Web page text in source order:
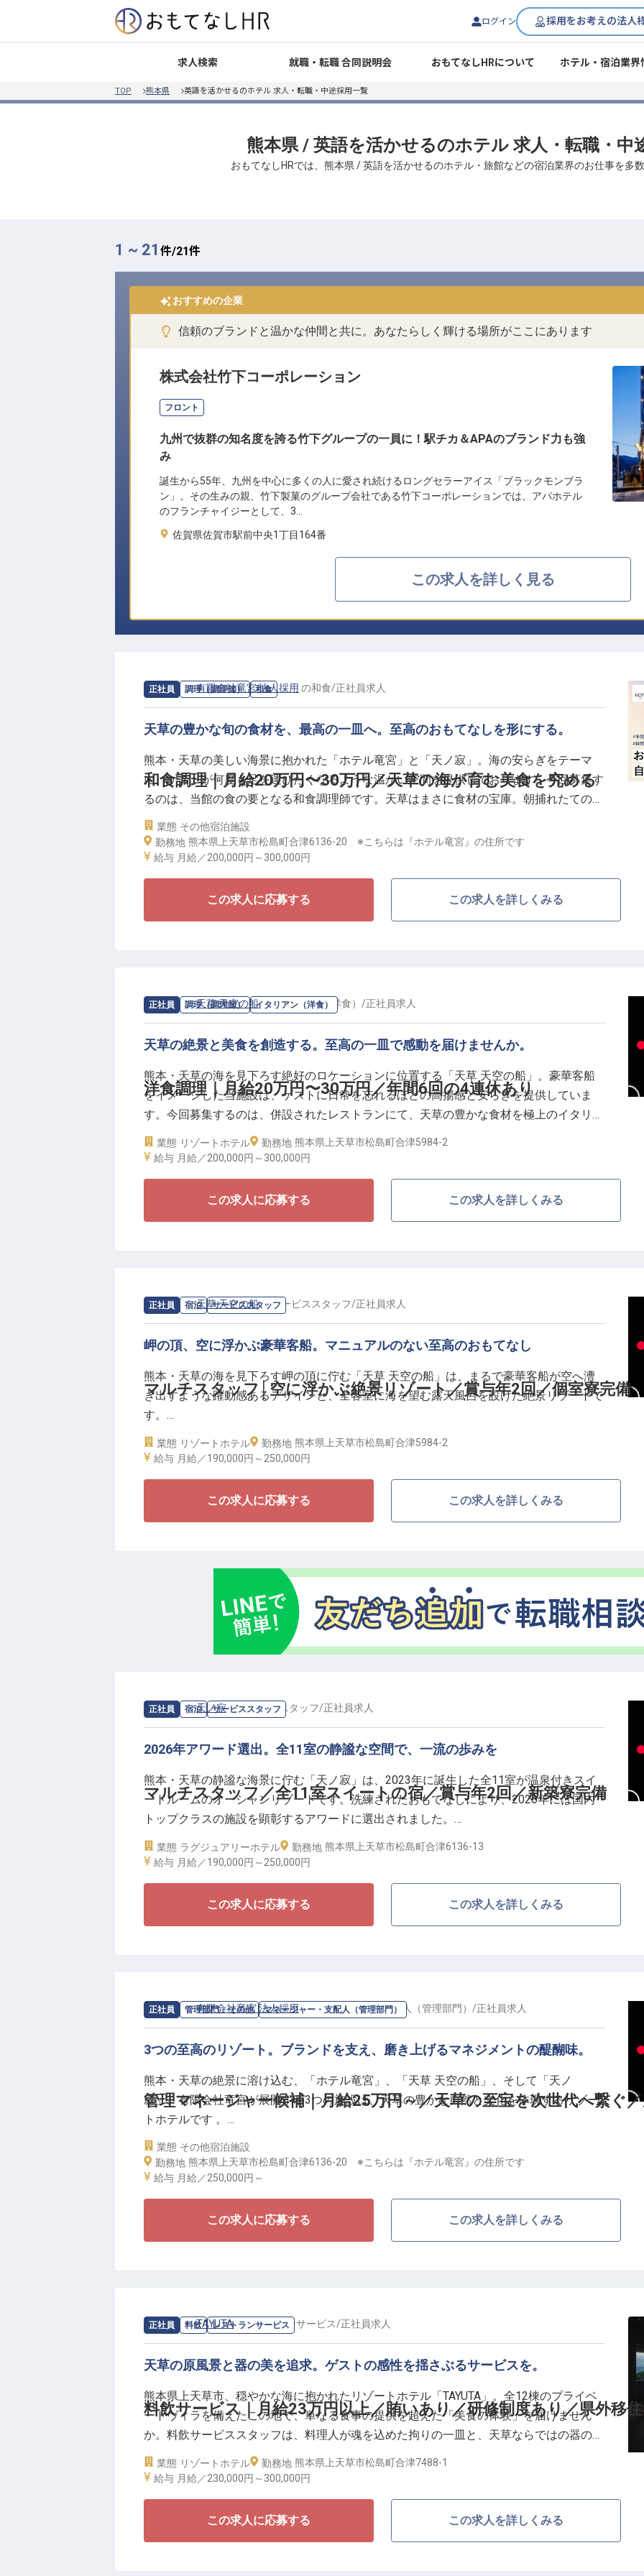
ログイン 採用をお考えの法人
求人検索 就職・転職 合同説明会 おもてなしHRについて ホテル・宿泊業界
TOP 熊本県 英語を活かせるのホテル 求人・転職・中途採用一覧
熊本県 / 英語を活かせるのホテル 求人・転職・中
おもてなしHRでは、熊本県 / 英語を活かせるのホテル・旅館などの宿泊業界のお仕事を多
1 ~ 21 件/21件
おすすめの企業
信頼のブランドと温かな仲間と共に。あなたらしく輝ける場所がここにあります
株式会社竹下コーポレーション
フロント
九州で抜群の知名度を誇る竹下グループの一員に！駅チカ＆APAのブランド力も強
み
誕生から55年、九州を中心に多くの人に愛され続けるロングセラーアイス「ブラックモンブラ
ン」。その生みの親、竹下製菓のグループ会社である竹下コーポレーションでは、アパホテル
のフランチャイジーとして、3…
佐賀県佐賀市駅前中央1丁目164番
この求人を詳しく見る
正社員 調理（調理師） 和食
和食調理｜月給20万円〜30万円／天草の海が育む美食を究める
求人情報：有限会社竜宮 法人採用 の和食/正社員求人
天草の豊かな旬の食材を、最高の一皿へ。至高のおもてなしを形にする。
熊本・天草の美しい海景に抱かれた「ホテル竜宮」と「天ノ寂」。海の安らぎをテーマ
に、ゲストが何度も足を運びたくなるような温かい空間を提供しております。今回募集す
るのは、当館の食の要となる和食調理師です。天草はまさに食材の宝庫。朝捕れたての新
鮮な魚介や地元の農産物など、素材そのものの力を引き出すために、私たちは一切妥協し
ません。
お仕事では、刺身や煮物、天ぷらといった伝統的な和食の技法はもちろん、結婚式の華や
かな披露宴料理や、躍動感あふれる鉄板焼きの調理まで、幅広いフィールドで腕を振るっ
ていただきます。単に料理を作るだけでなく、ゲストがその一口で何を感じ、どのような
待遇面では、月給20万円～30万円に加え昇給・賞与あり。水道代、Wi-Fi代込みで、月～
20,000円の寮も完備しています。さらに、年に1度、会社負担での社員旅行（北海道や沖
で、プロフェッショナルとしての誇りを胸に、一生ものの技術を追求してみませんか？
業態 その他宿泊施設
勤務地 熊本県上天草市松島町合津6136-20 ※こちらは『ホテル竜宮』の住所です
給与 月給／200,000円～ 300,000円
この求人に応募する この求人を詳しくみる
正社員 調理（調理師） イタリアン（洋食）
洋食調理｜月給20万円〜30万円／年間6回の4連休あり
求人情報：天草 天空の船のイタリアン（洋食） /正社員求人
天草の絶景と美食を創造する。至高の一皿で感動を届けませんか。
熊本・天草の海を見下ろす絶好のロケーションに位置する「天草 天空の船」。豪華客船
をイメージした当施設は、ゲストに日常を忘れるほどの高揚感と安らぎを提供していま
す。今回募集するのは、併設されたレストランにて、天草の豊かな食材を極上のイタリア
ンへと昇華させる調理師です。
せ、喜ばせるためのメニュー開発まで幅広く携わっていただきます。天草は「食材の宝
日制度も、当館の大きな魅力の一つ。連休を取得することが難しい業界の中で年間6回以
上の「4連休」を設けており、来年度には「10連休」の実施も予定しています。心身とも
にリフレッシュできる環境で、あなたの技術を存分に発揮してください。
業態 リゾートホテル 勤務地 熊本県上天草市松島町合津5984-2
給与 月給／200,000円～ 300,000円
この求人に応募する この求人を詳しくみる
正社員 宿泊 サービススタッフ
マルチスタッフ│空に浮かぶ絶景リゾート／賞与年2回／個室寮完備
求人情報：天草 天空の船のサービススタッフ/正社員求人
岬の頂、空に浮かぶ豪華客船。マニュアルのない至高のおもてなし
熊本・天草の海を見下ろす岬の頂に佇む「天草 天空の船」は、まるで豪華客船が空へ漕
ぎ出すような躍動感あるデザインと、全客室に海を望む露天風呂を設けた絶景リゾートで
す。
マルチスタッフの役割は、フロントでのコンシェルジュ業務から地産地消のレストランサ
が沈むタイミングを見計らったディナーのご案内まで、ゲストの心の揺れ動きを察知する
【プロのパフォーマンスを支える環境・待遇】
■ ホテル休館日による3〜4連休が年6回以上（昨年実績10連休あり／確かな休息制度）
■ 水道代・Wi-Fi代込みで月2万円以内の個室寮（遠方からの挑戦を支える生活基盤）
■ 年2回の賞与支給（一人ひとりの貢献度や実力を正当に評価する報酬体系）
■ 実力と意志に基づく登用環境（年齢に関わらず、組織の運営や意思決定に関わる環境）
業態 リゾートホテル 勤務地 熊本県上天草市松島町合津5984-2
給与 月給／190,000円～ 250,000円
この求人に応募する この求人を詳しくみる
正社員 宿泊 サービススタッフ
マルチスタッフ／全11室スイートの宿／賞与年2回／新築寮完備
求人情報：天ノ寂のサービススタッフ/正社員求人
2026年アワード選出。全11室の静謐な空間で、一流の歩みを
熊本・天草の静謐な海景に佇む「天ノ寂」は、2023年に誕生した全11室が温泉付きスイ
ートルームのオーシャンリゾートです。洗練されたおもてなしにより、2026年には国内
トップクラスの施設を顕彰するアワードに選出されました。
今回募集するのは、この至高の空間で一連のゲスト体験を支える「マルチスタッフ」で
ないニーズを先回りして汲み取る、ハイコンテクストな接客を追求できます。
■ 賞与年2回支給：個人の能力や貢献度、成果に対する正当な対価
■ 早期の成長・キャリアアップが可能：年功序列ではなく、実力と意志に基づく登用環境
これまでの経験を活かし、最高峰の舞台でさらなる高みを目指す方をお待ちしています。
業態 ラグジュアリーホテル 勤務地 熊本県上天草市松島町合津6136-13
給与 月給／190,000円～ 250,000円
この求人に応募する この求人を詳しくみる
正社員 管理部門・その他 マネージャー・支配人（管理部門）
管理マネージャー候補｜月給25万円～／天草の至宝を次世代へ繋ぐ
求人情報：有限会社竜宮 法人採用 のマネージャー・支配人（管理部門） /正社員求人
3つの至高のリゾート。ブランドを支え、磨き上げるマネジメントの醍醐味。
熊本・天草の絶景に溶け込む、「ホテル竜宮」、「天草 天空の船」、そして「天ノ
寂」。有限会社竜宮が展開する3つの施設は、天草の豊かな自然と文化を体現するリゾー
トホテルです 。
今回の募集は、この個性豊かな3施設の品質を管理部門の視点から支え、さらなる高みへ
と導くマネージャー候補のポジションです 。お任せするのは、現場のオペレーション管
理からスタッフの育成、さらには売上やコストの管理といった経営に近い領域まで多岐に
わたります 。現場が最高のパフォーマンスを発揮できるよう、業務フローの改善やマニ
ュアルの整備を行ない、ゲストに「また来たい」と思っていただける唯一無二のサービス
リフレッシュを重視した働きやすさも整っています。さらに、遠方の方でも安心して始め
られるよう、月～20,000円から利用できる単身寮も完備。天草という土地を愛し、その魅
い。
業態 その他宿泊施設
勤務地 熊本県上天草市松島町合津6136-20 ※こちらは『ホテル竜宮』の住所です
給与 月給／250,000円～
この求人に応募する この求人を詳しくみる
正社員 料飲 レストランサービス
料飲サービス｜月給23万円以上／賄いあり／研修制度あり／県外移
求人情報：TAYUTAのレストランサービス/正社員求人
天草の原風景と器の美を追求。ゲストの感性を揺さぶるサービスを。
熊本県上天草市、穏やかな海に抱かれたリゾートホテル「TAYUTA」。全12棟のプライベ
ートヴィラを備えたこの地で、単なる食事の提供を超えた「美食の体験」を届けません
か。料飲サービススタッフは、料理人が魂を込めた拘りの一皿と、天草ならではの器の魅
力を、ゲストの心へ届ける架け橋です。
◎全12室の小規模空間で一人ひとりに寄り添える環境
業態 リゾートホテル 勤務地 熊本県上天草市松島町合津7488-1
給与 月給／230,000円～ 300,000円
この求人に応募する この求人を詳しくみる